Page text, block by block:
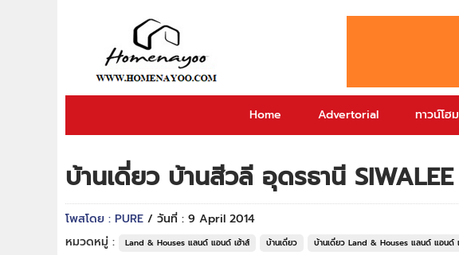
Home Advertorial ทาวน์โฮม
บ้านเดี่ยว บ้านสีวลี อุดรธานี
โพสโดย : PURE / วันที่ : 9 April 2014
หมวดหมู่ :
Land & Houses แลนด์ แอนด์ เฮ้าส์ บ้านเดี่ยว บ้านเดี่ยว Land & Houses แลนด์ แอนด์